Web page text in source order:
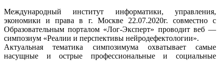
Международный институт информатики, управления,
экономики и права в г. Москве 22.07.2020г. совместно с
Образовательным порталом «Лог-Эксперт» проводит веб —
симпозиум «Реалии и перспективы нейродефектологии».
Актуальная тематика симпозимума охватывает самые
насущные и острые профессиональные и социальные